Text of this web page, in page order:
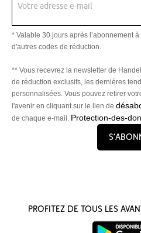
Votre adresse e-mail
* Valable 30 jours après l’abonnement
d'autres codes de réduction.
** Vous recevrez la newsletter de
de réduction exclusifs, les dernières
personnalisées. Vous pouvez retirer
l'avenir en cliquant sur le lien de
de chaque e-mail. Protection-des-
Profitez de tous les